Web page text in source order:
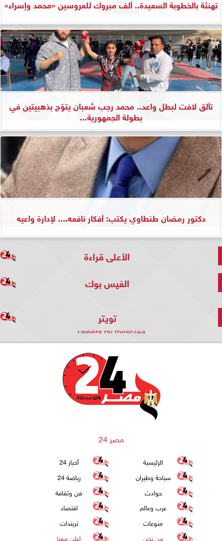
تهنئة بالخطوبة السعيدة.. ألف مبروك للعروسين «محمد وإسراء»
تألق لافت لبطل واعد.. محمد رجب شعبان يتوّج بذهبيتين في
بطولة الجمهورية...
دكتور رمضان طنطاوي يكتب: أفكار نافعه.... لإدارة واعيه
الأعلى قراءة
الفيس بوك
تويتر
Tweets by mesr244
مصر 24
الرئيسية
أخبار 24
سياحة وطيران
رياضة 24
حوادث
فن وثقافة
عرب وعالم
اقتصاد
منوعات
تريندات
من نحن
اعلن معنا